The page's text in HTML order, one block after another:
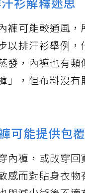
衫解釋迷思
褲可能較通風
以排汗衫舉例
發，內褲也有
」，但布料沒
可能提供包
內褲，或改穿
感而對貼身衣